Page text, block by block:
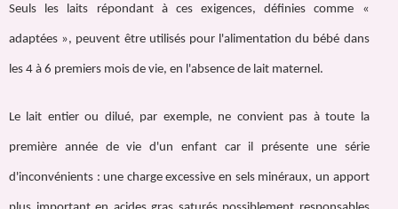
Seuls les laits répondant à ces exigences, définies comme «
adaptées », peuvent être utilisés pour l'alimentation du bébé dans
les 4 à 6 premiers mois de vie, en l'absence de lait maternel.
Le lait entier ou dilué, par exemple, ne convient pas à toute la
première année de vie d'un enfant car il présente une série
d'inconvénients : une charge excessive en sels minéraux, un apport